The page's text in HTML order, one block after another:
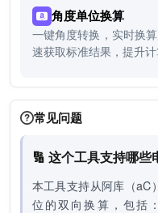
角度单位换算
一键角度转换，实时换
速获取标准结果，提升计
常见问题
🔢 这个工具支持哪些
本工具支持从阿库（aC
位的双向换算，包括